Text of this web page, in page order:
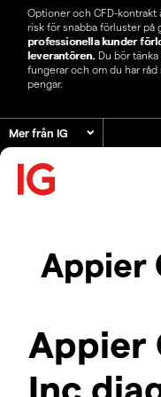
Optioner och CFD-
risk för snabba förluster på
professionella kunder
leverantören. Du bör
fungerar och om du har
pengar.
Mer från IG
Appier
Appier
Inc